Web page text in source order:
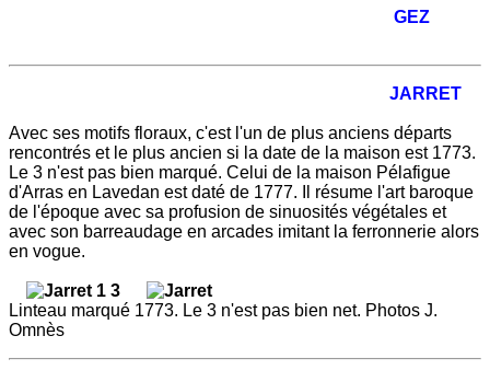
GEZ
JARRET
Avec ses motifs floraux, c'est l'un de plus anciens départs
rencontrés et le plus ancien si la date de la maison est 1773.
Le 3 n'est pas bien marqué. Celui de la maison Pélafigue
d'Arras en Lavedan est daté de 1777. Il résume l'art baroque
de l'époque avec sa profusion de sinuosités végétales et
avec son barreaudage en arcades imitant la ferronnerie alors
en vogue.
Linteau marqué 1773. Le 3 n'est pas bien net. Photos J.
Omnès